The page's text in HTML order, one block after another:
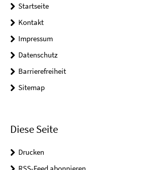
Startseite
Kontakt
Impressum
Datenschutz
Barrierefreiheit
Sitemap
Diese Seite
Drucken